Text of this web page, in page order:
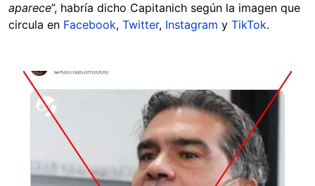
aparece”, habría dicho Capitanich según la imagen que
circula en Facebook, Twitter, Instagram y TikTok.
Image